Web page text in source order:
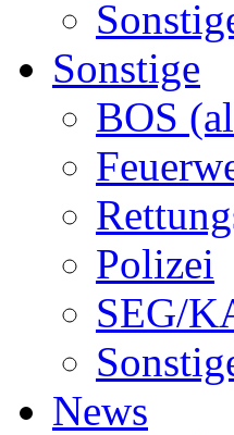
Sonstige
BOS
Polizei
SEG/
News